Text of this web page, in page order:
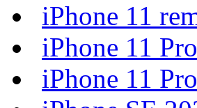
iPhone 11
iPhone 11
iPhone 11